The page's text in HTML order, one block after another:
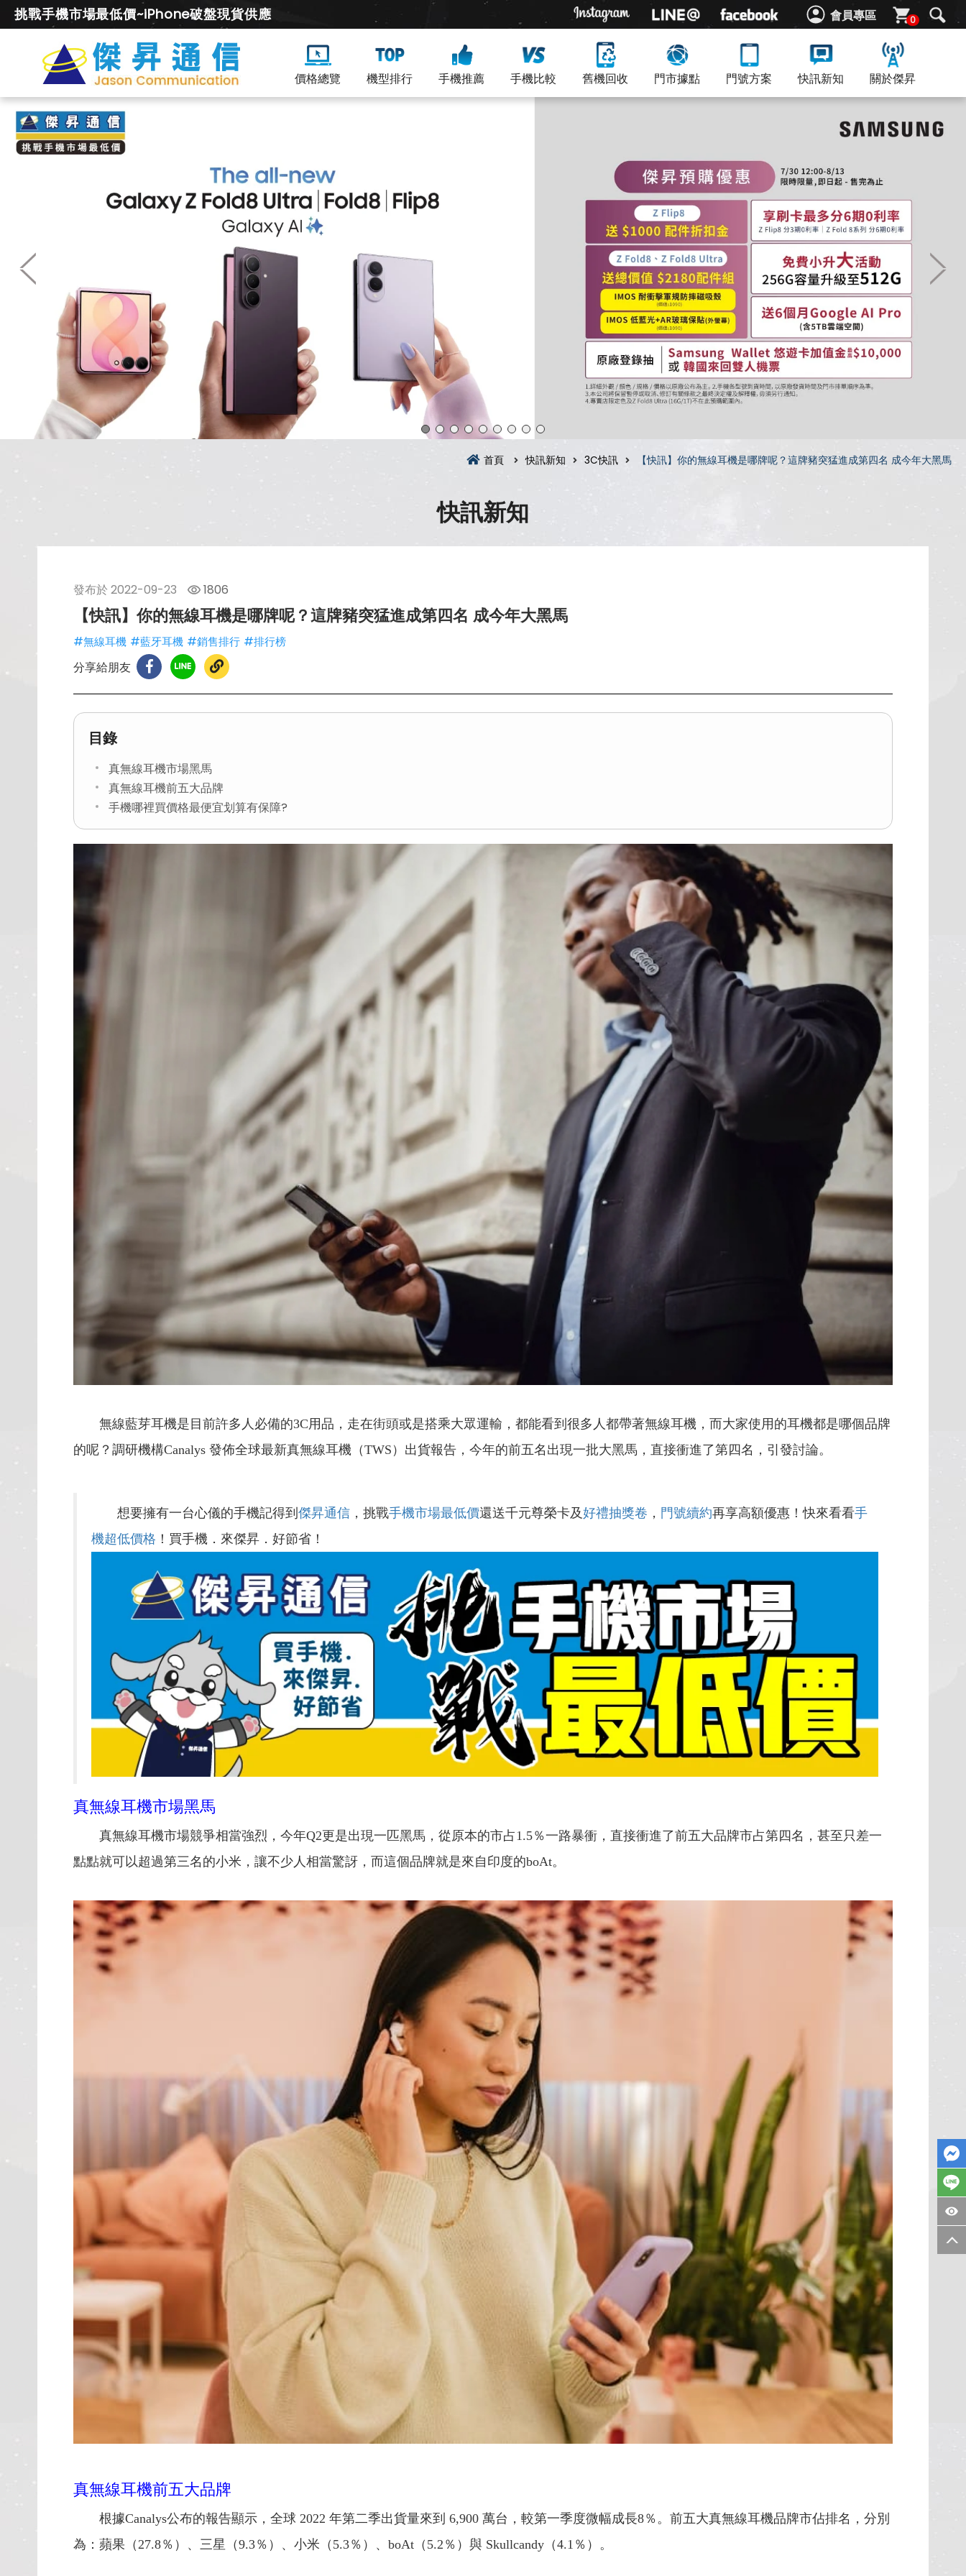
會員專區 0
挑戰手機市場最低價~iPhone破盤現貨供應
價格總覽 機型排行 手機推薦 手機比較 舊機回收 門市據點 門號方案 快訊新知 關於傑昇
首頁 快訊新知 3C快訊 【快訊】你的無線耳機是哪牌呢？這牌豬突猛進成第四名 成今年大黑馬
快訊新知
發布於 2022-09-23 1806
【快訊】你的無線耳機是哪牌呢？這牌豬突猛進成第四名 成今年大黑馬
#無線耳機 #藍牙耳機 #銷售排行 #排行榜
分享給朋友
目錄
真無線耳機市場黑馬
真無線耳機前五大品牌
手機哪裡買價格最便宜划算有保障?
無線藍芽耳機是目前許多人必備的3C用品，走在街頭或是搭乘大眾運輸，都能看到很多人都帶著無線耳機，而大家使用的耳機都是哪個品牌
的呢？調研機構Canalys 發佈全球最新真無線耳機（TWS）出貨報告，今年的前五名出現一批大黑馬，直接衝進了第四名，引發討論。
想要擁有一台心儀的手機記得到 傑昇通信 ，挑戰手機市場最低價還送千元尊榮卡及好禮抽獎卷 ， 門號續約再享高額優惠！快來看看手
機超低價格 ！買手機．來傑昇．好節省！
真無線耳機市場黑馬
真無線耳機市場競爭相當強烈，今年Q2更是出現一匹黑馬，從原本的市占1.5％一路暴衝，直接衝進了前五大品牌市占第四名，甚至只差一
點點就可以超過第三名的小米，讓不少人相當驚訝，而這個品牌就是來自印度的boAt。
真無線耳機前五大品牌
根據Canalys公布的報告顯示，全球 2022 年第二季出貨量來到 6,900 萬台，較第一季度微幅成長8％。前五大真無線耳機品牌市佔排名，分別
為：蘋果（27.8％）、三星（9.3％）、小米（5.3％）、boAt（5.2％）與 Skullcandy（4.1％）。